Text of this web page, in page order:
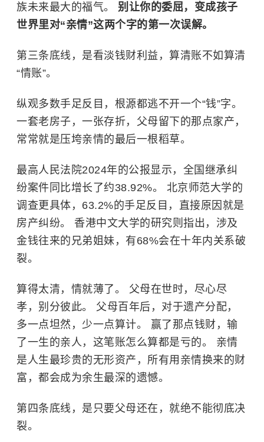
族未来最大的福气。 别让你的委屈，变成孩子
世界里对“亲情”这两个字的第一次误解。
第三条底线，是看淡钱财利益，算清账不如算清
“情账”。
纵观多数手足反目，根源都逃不开一个“钱”字。
一套老房子，一张存折，父母留下的那点家产，
常常就是压垮亲情的最后一根稻草。
最高人民法院2024年的公报显示，全国继承纠
纷案件同比增长了约38.92%。 北京师范大学的
调查更具体，63.2%的手足反目，直接原因就是
房产纠纷。 香港中文大学的研究则指出，涉及
金钱往来的兄弟姐妹，有68%会在十年内关系破
裂。
算得太清，情就薄了。 父母在世时，尽心尽
孝，别分彼此。 父母百年后，对于遗产分配，
多一点坦然，少一点算计。 赢了那点钱财，输
了一生的亲人，这笔账怎么算都是亏的。 亲情
是人生最珍贵的无形资产，所有用亲情换来的财
富，都会成为余生最深的遗憾。
第四条底线，是只要父母还在，就绝不能彻底决
裂。